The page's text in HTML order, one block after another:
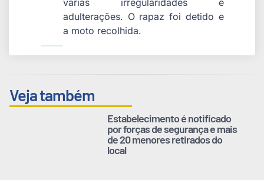
várias irregularidades e
adulterações. O rapaz foi detido e
a moto recolhida.
Veja também
Estabelecimento é notificado
por forças de segurança e mais
de 20 menores retirados do
local